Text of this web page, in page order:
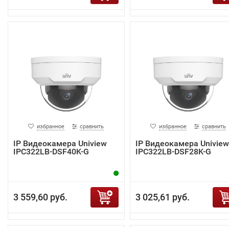
избранное сравнить
IP Видеокамера Uniview
IPC322LB-DSF40K-G
3 559,60 руб.
избранное сравнить
IP Видеокамера Uniview
IPC322LB-DSF28K-G
3 025,61 руб.